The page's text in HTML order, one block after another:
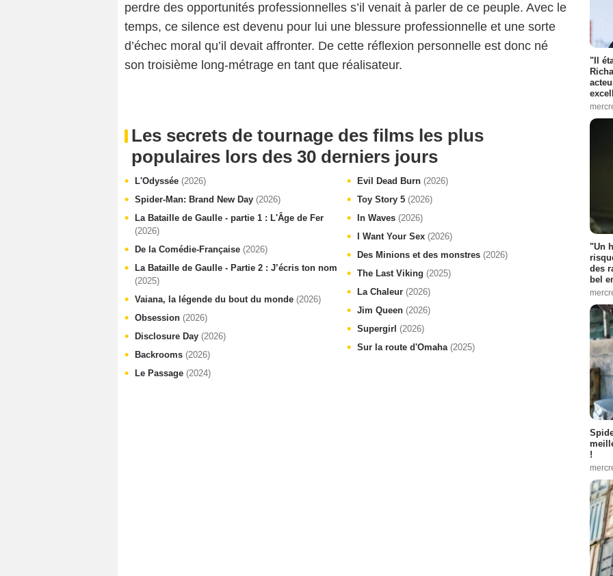
perdre des opportunités professionnelles s’il venait à parler de ce peuple. Avec le
temps, ce silence est devenu pour lui une blessure professionnelle et une sorte
d’échec moral qu’il devait affronter. De cette réflexion personnelle est donc né
son troisième long-métrage en tant que réalisateur.
Les secrets de tournage des films les plus
populaires lors des 30 derniers jours
L'Odyssée (2026)
Spider-Man: Brand New Day (2026)
La Bataille de Gaulle - partie 1 : L'Âge de Fer
(2026)
De la Comédie-Française (2026)
La Bataille de Gaulle - Partie 2 : J’écris ton nom
(2025)
Vaiana, la légende du bout du monde (2026)
Obsession (2026)
Disclosure Day (2026)
Backrooms (2026)
Le Passage (2024)
Evil Dead Burn (2026)
Toy Story 5 (2026)
In Waves (2026)
I Want Your Sex (2026)
Des Minions et des monstres (2026)
The Last Viking (2025)
La Chaleur (2026)
Jim Queen (2026)
Supergirl (2026)
Sur la route d'Omaha (2025)
"Il
"Un
des
bel
!